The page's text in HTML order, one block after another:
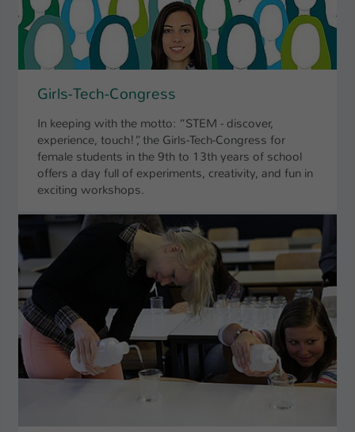
Girls-Tech-Congress
In keeping with the motto: “STEM - discover,
experience, touch!”, the Girls-Tech-Congress for
female students in the 9th to 13th years of school
offers a day full of experiments, creativity, and fun in
exciting workshops.